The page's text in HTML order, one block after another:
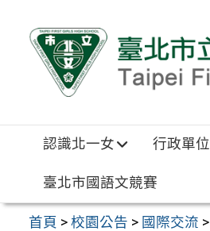
認識北一女 行政單位
臺北市國語文競賽
首頁 >校園公告 > 國際交流 >